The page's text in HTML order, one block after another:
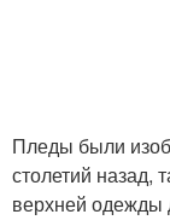
Пледы были
столетий назад,
верхней одежды